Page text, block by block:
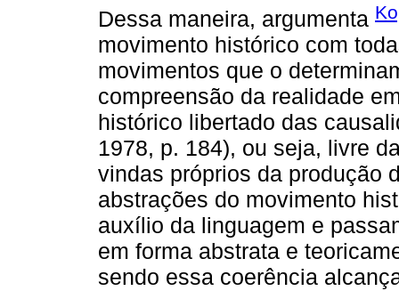
Dessa maneira, argumenta
movimento histórico com
movimentos que o
compreensão da realidade
histórico libertado das
1978, p. 184), ou seja, livre
vindas próprios da produção
abstrações do movimento
auxílio da linguagem e
em forma abstrata e
sendo essa coerência